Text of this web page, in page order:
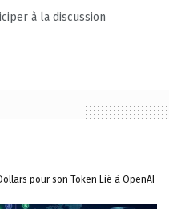
à la discussion
pour son Token Lié à OpenAI